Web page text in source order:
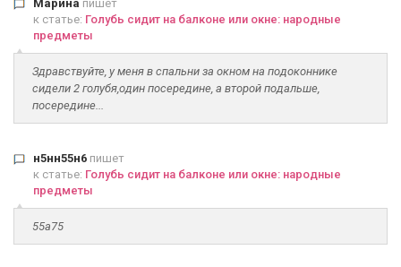
Марина пишет
к статье: Голубь сидит на балконе или окне: народные
предметы
Здравствуйте, у меня в спальни за окном на подоконнике
сидели 2 голубя,один посередине, а второй подальше,
посередине...
н5нн55н6 пишет
к статье: Голубь сидит на балконе или окне: народные
предметы
55а75